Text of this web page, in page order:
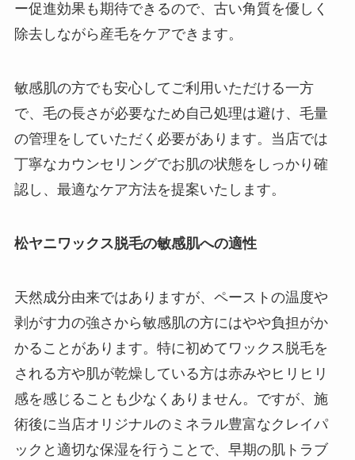
ー促進効果も期待できるので、古い角質を優しく
除去しながら産毛をケアできます。
敏感肌の方でも安心してご利用いただける一方
で、毛の長さが必要なため自己処理は避け、毛量
の管理をしていただく必要があります。当店では
丁寧なカウンセリングでお肌の状態をしっかり確
認し、最適なケア方法を提案いたします。
松ヤニワックス脱毛の敏感肌への適性
天然成分由来ではありますが、ペーストの温度や
剥がす力の強さから敏感肌の方にはやや負担がか
かることがあります。特に初めてワックス脱毛を
される方や肌が乾燥している方は赤みやヒリヒリ
感を感じることも少なくありません。ですが、施
術後に当店オリジナルのミネラル豊富なクレイパ
ックと適切な保湿を行うことで、早期の肌トラブ